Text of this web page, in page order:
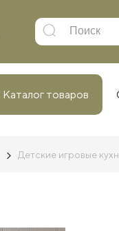
Каталог товаров
Детские игровые